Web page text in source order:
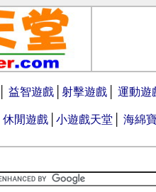
益智遊戲 射擊遊戲 運動遊
休閒遊戲 小遊戲天堂 海綿